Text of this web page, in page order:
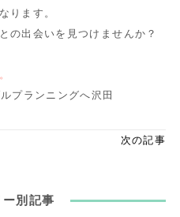
ります。
の出会いを見つけませんか？
プランニングへ沢田
次の記事
ー別記事